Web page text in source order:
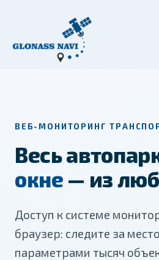
ВЕБ-МОНИТОРИНГ
Весь
окне — из
Доступ к системе
браузер: следите за
параметрами тысяч